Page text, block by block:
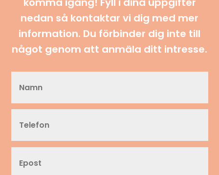
nedan så kontaktar vi dig med mer
information. Du förbinder dig inte till
något genom att anmäla ditt intresse.